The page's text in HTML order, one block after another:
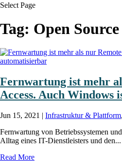
Select Page
Tag: Open Source
Fernwartung ist mehr
Access. Auch Windows
Jun 15, 2021 | Infrastruktur & Plattform,
Fernwartung von Betriebssystemen
Alltag eines IT-Dienstleisters und den...
Read More